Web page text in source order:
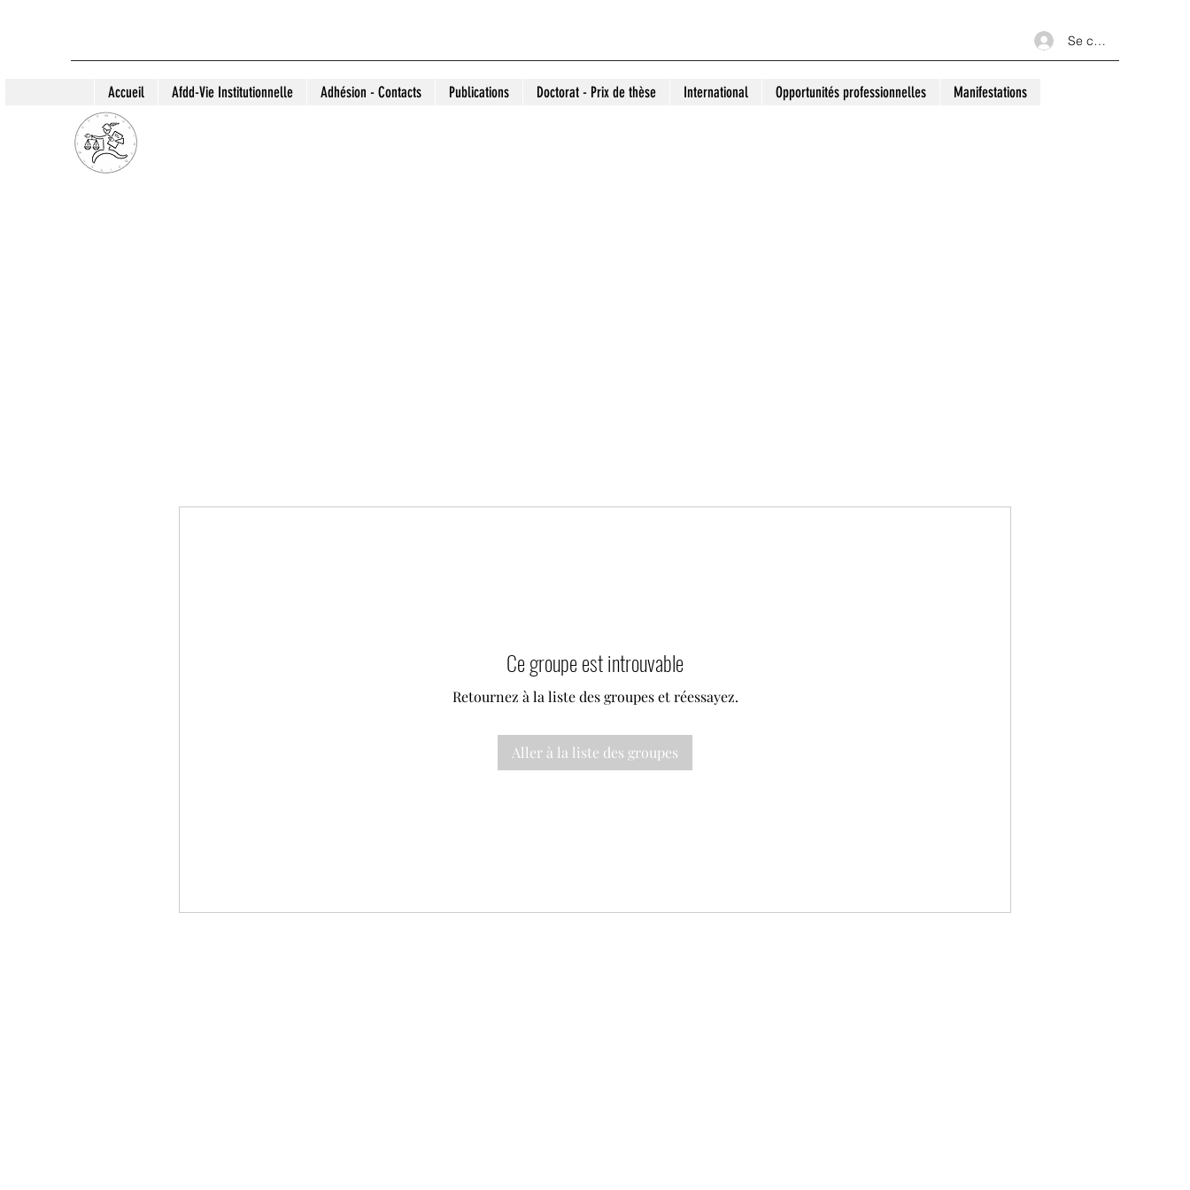
Se connecter
Accueil Afdd-Vie Institutionnelle Adhésion - Contacts Publications Doctorat - Prix de thèse International Opportunités professionnelles Manifestations
Ce groupe est introuvable
Retournez à la liste des groupes et réessayez.
Aller à la liste des groupes